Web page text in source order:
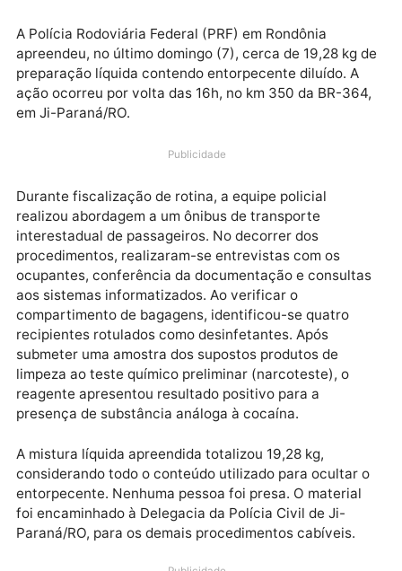
A Polícia Rodoviária Federal (PRF) em Rondônia
preparação líquida contendo entorpecente diluído. A
em Ji-Paraná/RO.
Publicidade
Durante fiscalização de rotina, a equipe policial
realizou abordagem a um ônibus de transporte
interestadual de passageiros. No decorrer dos
procedimentos, realizaram-se entrevistas com os
ocupantes, conferência da documentação e
aos sistemas informatizados. Ao verificar o
compartimento de bagagens, identificou-se quatro
submeter uma amostra dos supostos produtos de
limpeza ao teste químico preliminar (narcoteste), o
reagente apresentou resultado positivo para a
presença de substância análoga à cocaína.